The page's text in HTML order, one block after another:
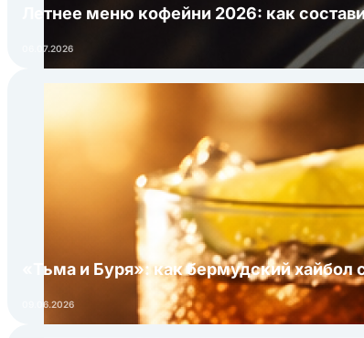
Летнее меню кофейни 2026: как
06.07.2026
«Тьма и Буря»: как бермудский хайбол
09.06.2026